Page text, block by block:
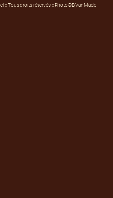
:: Tous droits réservés :: Photo©B.VanMaele